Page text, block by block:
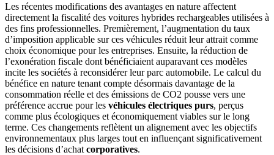
Les récentes modifications des avantages en nature affectent
directement la fiscalité des voitures hybrides rechargeables utilisées à
des fins professionnelles. Premièrement, l’augmentation du taux
d’imposition applicable sur ces véhicules réduit leur attrait comme
choix économique pour les entreprises. Ensuite, la réduction de
l’exonération fiscale dont bénéficiaient auparavant ces modèles
incite les sociétés à reconsidérer leur parc automobile. Le calcul du
bénéfice en nature tenant compte désormais davantage de la
consommation réelle et des émissions de CO2 pousse vers une
préférence accrue pour les véhicules électriques purs, perçus
comme plus écologiques et économiquement viables sur le long
terme. Ces changements reflètent un alignement avec les objectifs
environnementaux plus larges tout en influençant significativement
les décisions d’achat corporatives.